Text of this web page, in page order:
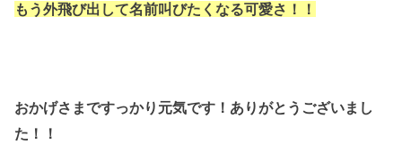
もう外飛び出して名前叫びたくなる可愛さ！！
おかげさまですっかり元気です！ありがとうございまし
た！！